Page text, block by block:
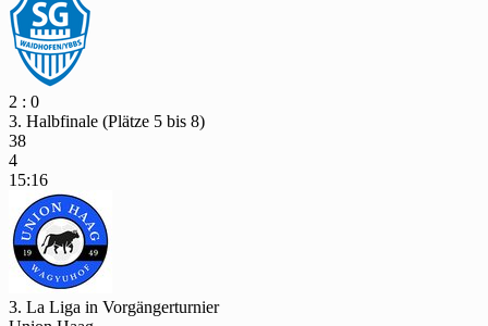
2 : 0
3. Halbfinale (Plätze 5 bis 8)
38
4
15:16
3. La Liga in Vorgängerturnier